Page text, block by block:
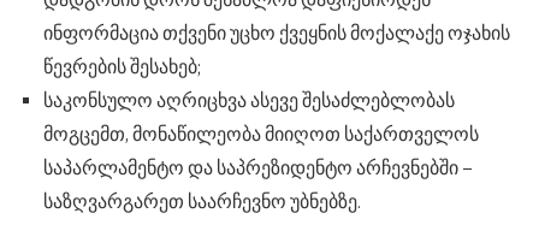
ინფორმაცია თქვენი უცხო ქვეყნის მოქალაქე ოჯახის
წევრების შესახებ;
საკონსულო აღრიცხვა ასევე შესაძლებლობას
მოგცემთ, მონაწილეობა მიიღოთ საქართველოს
საპარლამენტო და საპრეზიდენტო არჩევნებში –
საზღვარგარეთ საარჩევნო უბნებზე.